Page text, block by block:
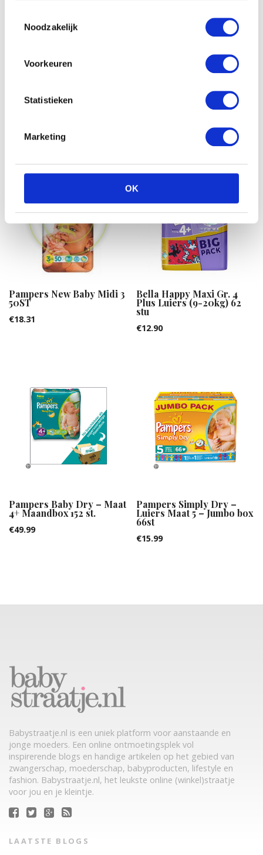
Noodzakelijk
Voorkeuren
Statistieken
Marketing
OK
E-mail*
Gerelateerde producten
Pampers New Baby Midi 3
50ST
€18.31
Bella Happy Maxi Gr. 4
Plus Luiers (9-20kg) 62
stu
€12.90
Pampers Baby Dry – Maat
4+ Maandbox 152 st.
€49.99
Pampers Simply Dry –
Luiers Maat 5 – Jumbo box
66st
€15.99
Babystraatje.nl is een uniek platform voor aanstaande en
jonge moeders. Een online ontmoetingsplek vol
inspirerende blogs en handige artikelen op het gebied van
zwangerschap, moederschap, babyproducten, lifestyle en
fashion. Babystraatje.nl, het leukste online (winkel)straatje
voor jou en je kleintje.
LAATSTE BLOGS